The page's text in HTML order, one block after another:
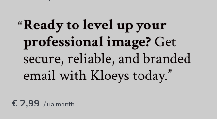
Ready to level up your
professional image? Get
secure, reliable, and branded
email with Kloeys today.
€ 2,99 / на month